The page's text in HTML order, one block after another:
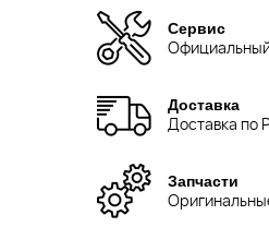
Сервис
Доставка
Доставка по
Запчасти